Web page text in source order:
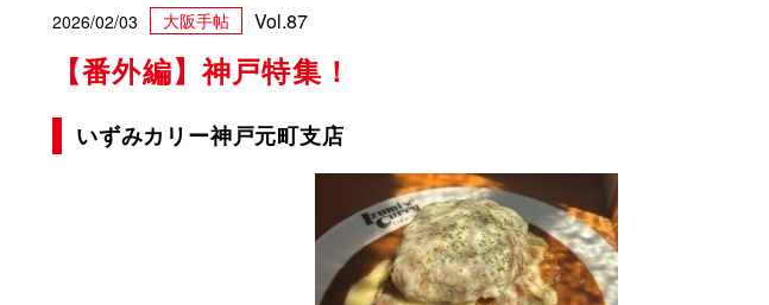
2026/02/03 大阪手帖 Vol.87
【番外編】神戸特集！
いずみカリー神戸元町支店